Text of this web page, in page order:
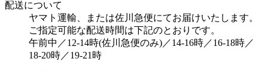
配送について
ヤマト運輸、または佐川急便にてお届けいたします。
ご指定可能な配送時間は下記のとおりです。
午前中／12-14時(佐川急便のみ)／14-16時／16-18時／
18-20時／19-21時